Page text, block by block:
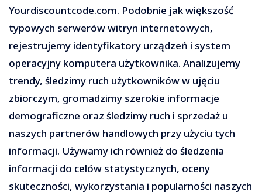
Yourdiscountcode.com. Podobnie jak większość
typowych serwerów witryn internetowych,
rejestrujemy identyfikatory urządzeń i system
operacyjny komputera użytkownika. Analizujemy
trendy, śledzimy ruch użytkowników w ujęciu
zbiorczym, gromadzimy szerokie informacje
demograficzne oraz śledzimy ruch i sprzedaż u
naszych partnerów handlowych przy użyciu tych
informacji. Używamy ich również do śledzenia
informacji do celów statystycznych, oceny
skuteczności, wykorzystania i popularności naszych